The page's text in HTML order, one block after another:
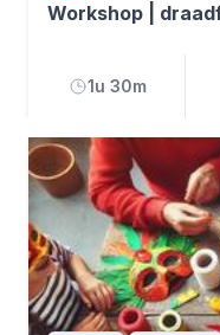
Workshop |
1u 30m